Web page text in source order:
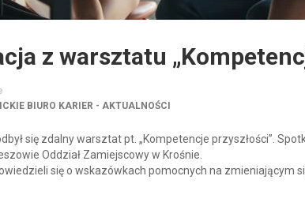
z warsztatu
BIURO KARIER - AKTUALNOŚCI
się zdalny warsztat pt. „Kompetencje przyszłości”.
Oddział Zamiejscowy w Krośnie.
się o wskazówkach pomocnych na zmieniającym